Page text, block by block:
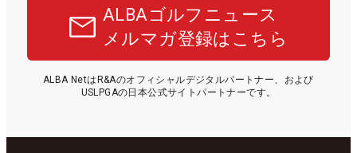
ALBAゴルフニュース
メルマガ登録はこちら
ALBA NetはR&Aのオフィシャルデジタルパートナー、および
USLPGAの日本公式サイトパートナーです。